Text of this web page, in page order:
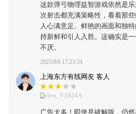
这款弹弓物理益智游戏依然是
次射击都充满策略性，看着那
人心满意足。鲜艳的画面和独
持新鲜和引人入胜。这确实是
不厌。
2025/8/6 17:23:34
上海东方有线网友 客人
vivo_V1824A
广告太多！即使是破解版，仍